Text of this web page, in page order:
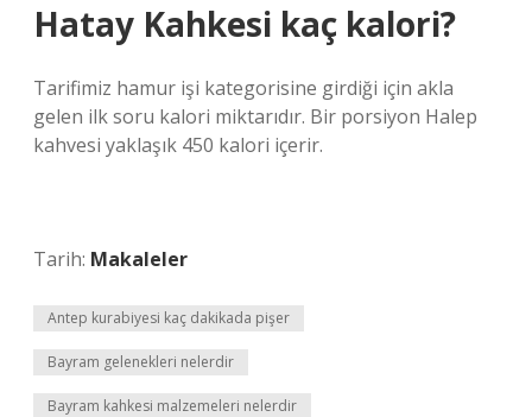
Hatay Kahkesi kaç kalori?
Tarifimiz hamur işi kategorisine girdiği için akla
gelen ilk soru kalori miktarıdır. Bir porsiyon Halep
kahvesi yaklaşık 450 kalori içerir.
Tarih: Makaleler
Antep kurabiyesi kaç dakikada pişer
Bayram gelenekleri nelerdir
Bayram kahkesi malzemeleri nelerdir